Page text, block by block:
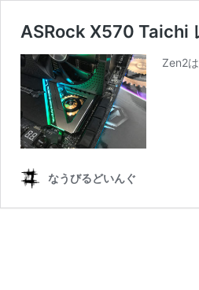
ASRock X570 Taichi
Zen2
なうびるどいんぐ